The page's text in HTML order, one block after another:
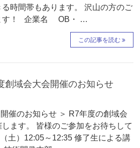
時間帯もあります。 沢山の方のご
す！ 企業名 OB・ …
この記事を読む
創域会大会開催のお知らせ
催のお知らせ ＞ R7年度の創域会
ます。 皆様のご参加をお待ちして
土）12:05～12:35 修了生による講